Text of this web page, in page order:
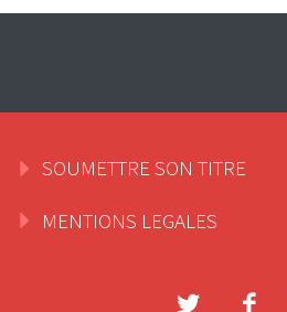
SOUMETTRE SON TITRE
MENTIONS LEGALES